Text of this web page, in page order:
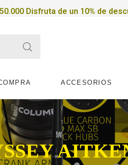
Disfruta de un 10% de
ACCESORIOS